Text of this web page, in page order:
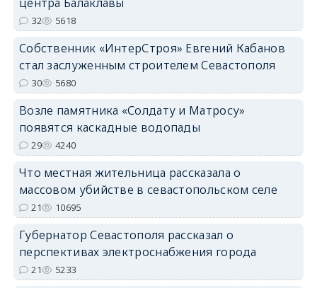
32 5618
Собственник «ИнтерСтроя» Евгений Кабанов
стал заслуженным строителем Севастополя
30 5680
Возле памятника «Солдату и Матросу»
появятся каскадные водопады
29 4240
Что местная жительница рассказала о
массовом убийстве в севастопольском селе
21 10695
Губернатор Севастополя рассказал о
перспективах электроснабжения города
21 5233